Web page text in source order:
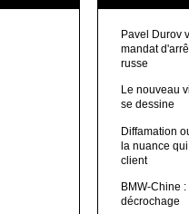
Pavel Durov
mandat
russe
Le nouveau
se dessine
Diffamation
la nuance
client
BMW-Chine
décrochage